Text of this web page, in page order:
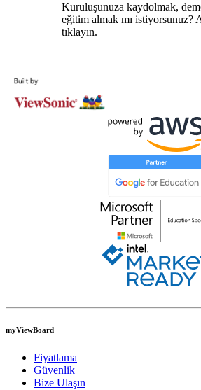
Kuruluşunuza kaydolmak,
eğitim almak mı istiyorsunuz?
tıklayın.
myViewBoard
Fiyatlama
Güvenlik
Bize Ulaşın